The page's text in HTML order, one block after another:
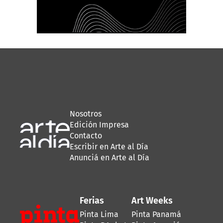
Nosotros
Edición Impresa
Contacto
Escribir en Arte al Día
Anunciá en Arte al Día
Ferias
Pinta Lima
Art Weeks
Pinta Panamá